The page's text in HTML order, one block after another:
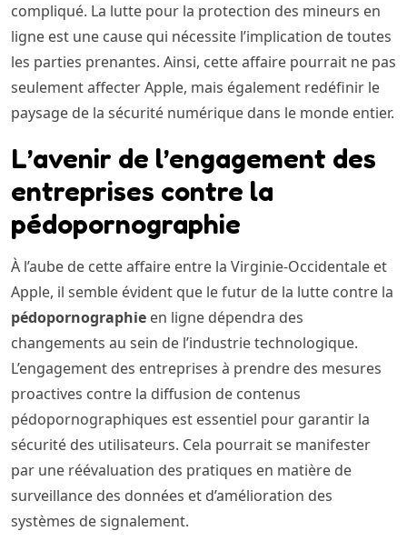
compliqué. La lutte pour la protection des mineurs en
ligne est une cause qui nécessite l’implication de toutes
les parties prenantes. Ainsi, cette affaire pourrait ne pas
seulement affecter Apple, mais également redéfinir le
paysage de la sécurité numérique dans le monde entier.
L’avenir de l’engagement des
entreprises contre la
pédopornographie
À l’aube de cette affaire entre la Virginie-Occidentale et
Apple, il semble évident que le futur de la lutte contre la
pédopornographie en ligne dépendra des
changements au sein de l’industrie technologique.
L’engagement des entreprises à prendre des mesures
proactives contre la diffusion de contenus
pédopornographiques est essentiel pour garantir la
sécurité des utilisateurs. Cela pourrait se manifester
par une réévaluation des pratiques en matière de
surveillance des données et d’amélioration des
systèmes de signalement.